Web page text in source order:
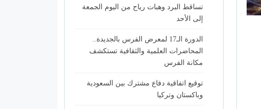
تساقط البرد وهبات رياح من اليوم الجمعة
إلى الأحد
الدورة الـ17 لمعرض الفرس بالجديدة..
المحاضرات العلمية والثقافية تستكشف
مكانة الفرس
توقيع اتفاقية دفاع مشترك بين السعودية
وباكستان وتركيا